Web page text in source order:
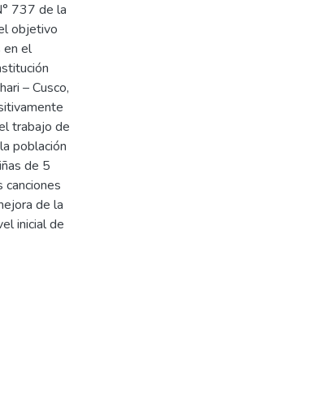
737 de la
objetivo
en el
– Cusco,
trabajo de
población
de 5
canciones
de la
inicial de